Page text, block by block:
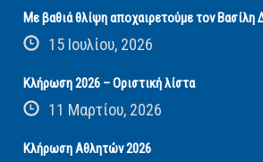
Με βαθιά θλίψη αποχαιρετούμε τον Βασίλη
15 Ιουλίου, 2026
Κλήρωση 2026 – Οριστική λίστα
11 Μαρτίου, 2026
Κλήρωση Αθλητών 2026